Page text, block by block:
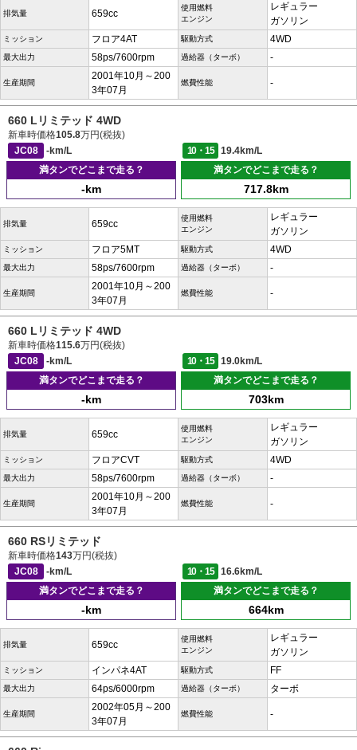
排気量 659cc
使用燃料
エンジン
レギュラー
ガソリン
ミッション フロア4AT 駆動方式 4WD
最大出力 58ps/7600rpm 過給器（ターボ） -
生産期間
2001年10月～200
3年07月
燃費性能 -
660 Lリミテッド 4WD
新車時価格105.8万円(税抜)
JC08
-km/L 10・15
19.4km/L
満タンでどこまで走る？
-km
満タンでどこまで走る？
717.8km
排気量 659cc
使用燃料
エンジン
レギュラー
ガソリン
ミッション フロア5MT 駆動方式 4WD
最大出力 58ps/7600rpm 過給器（ターボ） -
生産期間
2001年10月～200
3年07月
燃費性能 -
660 Lリミテッド 4WD
新車時価格115.6万円(税抜)
JC08
-km/L 10・15
19.0km/L
満タンでどこまで走る？
-km
満タンでどこまで走る？
703km
排気量 659cc
使用燃料
エンジン
レギュラー
ガソリン
ミッション フロアCVT 駆動方式 4WD
最大出力 58ps/7600rpm 過給器（ターボ） -
生産期間
2001年10月～200
3年07月
燃費性能 -
660 RSリミテッド
新車時価格143万円(税抜)
JC08
-km/L 10・15
16.6km/L
満タンでどこまで走る？
-km
満タンでどこまで走る？
664km
排気量 659cc
使用燃料
エンジン
レギュラー
ガソリン
ミッション インパネ4AT 駆動方式 FF
最大出力 64ps/6000rpm 過給器（ターボ） ターボ
生産期間
2002年05月～200
3年07月
燃費性能 -